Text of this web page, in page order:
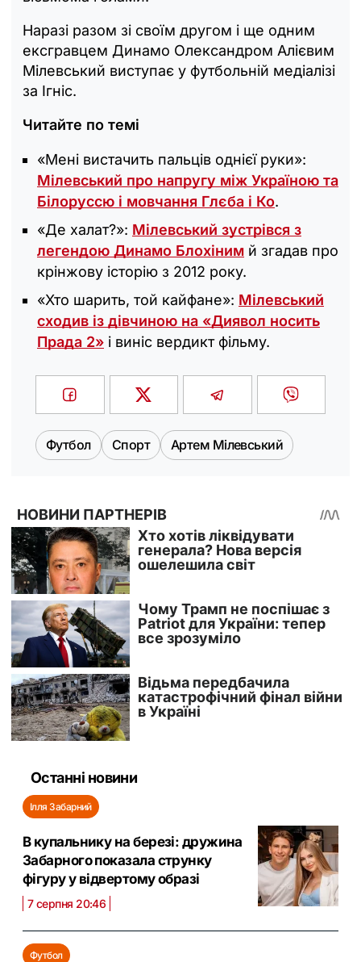
Наразі разом зі своїм другом і ще одним
ексгравцем Динамо Олександром Алієвим
Мілевський виступає у футбольній медіалізі
за Ігніс.
Читайте по темі
«Мені вистачить пальців однієї руки»:
Мілевський про напругу між Україною та
Білоруссю і мовчання Глєба і Ко.
«Де халат?»: Мілевський зустрівся з
легендою Динамо Блохіним й згадав про
крінжову історію з 2012 року.
«Хто шарить, той кайфане»: Мілевський
сходив із дівчиною на «Диявол носить
Прада 2» і виніс вердикт фільму.
Футбол Спорт Артем Мілевський
Останні новини
Ілля Забарний
В купальнику на березі: дружина
Забарного показала струнку
фігуру у відвертому образі
7 серпня 20:46
Футбол